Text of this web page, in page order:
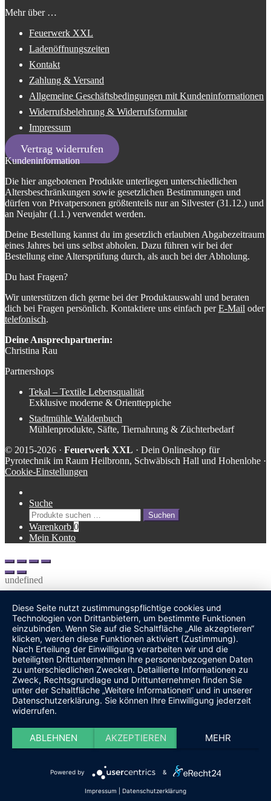
Mehr über …
Feuerwerk XXL
Ladenöffnungszeiten
Kontakt
Zahlung & Versand
Allgemeine Geschäftsbedingungen mit Kundeninformationen
Widerrufsbelehrung & Widerrufsformular
Impressum
Vertrag widerrufen
Kundeninformation
Die hier angebotenen Produkte unterliegen unterschiedlichen
Altersbeschränkungen sowie gesetzlichen Bestimmungen und
dürfen von Privatpersonen größtenteils nur an Silvester (31.12.) und
an Neujahr (1.1.) verwendet werden.
Deine Bestellung kannst du im gesetzlich erlaubten Abgabezeitraum
eines Jahres bei uns selbst abholen. Dazu führen wir bei der
Bestellung eine Altersprüfung durch, als auch bei der Abholung.
Du hast Fragen?
Wir unterstützen dich gerne bei der Produktauswahl und beraten
dich bei Fragen persönlich. Kontaktiere uns einfach perE-Mail oder
telefonisch.
Deine Ansprechpartnerin:
Christina Rau
Partnershops
Tekal – Textile Lebensqualität
Exklusive moderne & Orientteppiche
Stadtmühle Waldenbuch
Mühlenprodukte, Säfte, Tiernahrung & Züchterbedarf
© 2015-2026 · Feuerwerk XXL · Dein Onlineshop für
Pyrotechnik im Raum Heilbronn, Schwäbisch Hall und Hohenlohe ·
Cookie-Einstellungen
Suche
Suche
nach:
Suchen
Warenkorb 0
Mein Konto
Diese Seite nutzt zustimmungspflichtige cookies und
Technologien von Drittanbietern, um bestimmte Funktionen
einzubinden. Wenn Sie auf die Schaltfläche „Alle akzeptieren“
klicken, werden diese Funktionen aktiviert (Zustimmung).
Nach Erteilung der Einwilligung verarbeiten wir und die
beteiligten Drittunternehmen Ihre personenbezogenen Daten
zu unterschiedlichen Zwecken. Detaillierte Informationen zu
Zweck, Rechtsgrundlage und Drittunternehmen finden Sie
unter der Schaltfläche „Weitere Informationen“ und in unserer
Datenschutzerklärung. Sie können Ihre Einwilligung jederzeit
widerrufen.
ABLEHNEN AKZEPTIEREN MEHR
Powered by &
Impressum Datenschutzerklärung
undefined